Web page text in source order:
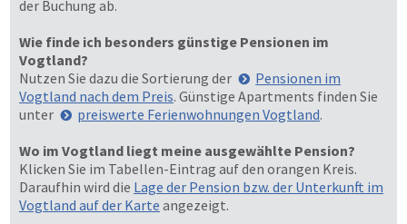
der Buchung ab.
Wie finde ich besonders günstige Pensionen im
Vogtland?
Nutzen Sie dazu die Sortierung der
Pensionen im
Vogtland nach dem Preis. Günstige Apartments finden Sie
unter
preiswerte Ferienwohnungen Vogtland.
Wo im Vogtland liegt meine ausgewählte Pension?
Klicken Sie im Tabellen-Eintrag auf den orangen Kreis.
Daraufhin wird die Lage der Pension bzw. der Unterkunft im
Vogtland auf der Karte angezeigt.